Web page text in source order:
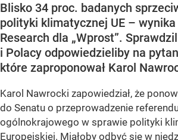
Blisko 34 proc. badanych
polityki klimatycznej UE – wynika
Research dla „Wprost”.
i Polacy odpowiedzieliby na
które zaproponował Karol
Karol Nawrocki zapowiedział, że
do Senatu o przeprowadzenie
ogólnokrajowego w sprawie polityki
Europejskiej. Miałoby odbyć się w